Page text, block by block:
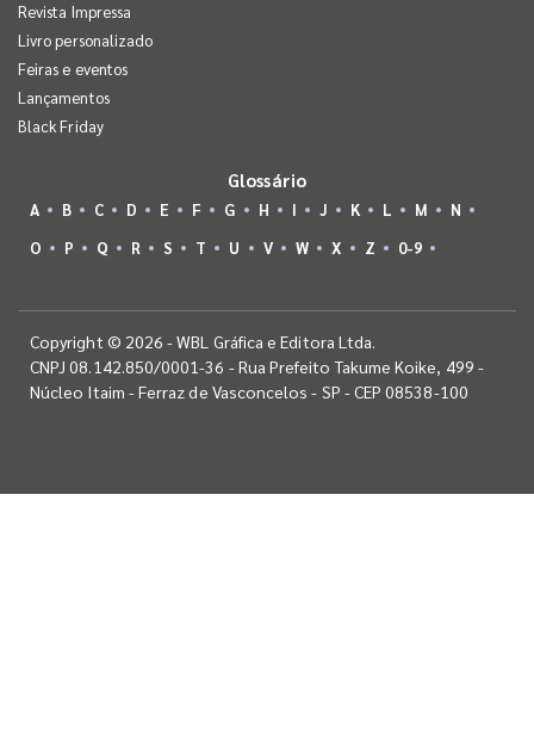
Revista Impressa
Livro personalizado
Feiras e eventos
Lançamentos
Black Friday
Glossário
A B C D E F G H I J K L M
N
O
P Q R S T U V W X Z 0-9
Copyright © 2026 - WBL Gráfica e Editora Ltda.
CNPJ 08.142.850/0001-36 - Rua Prefeito Takume Koike, 499 -
Núcleo Itaim - Ferraz de Vasconcelos - SP - CEP 08538-100